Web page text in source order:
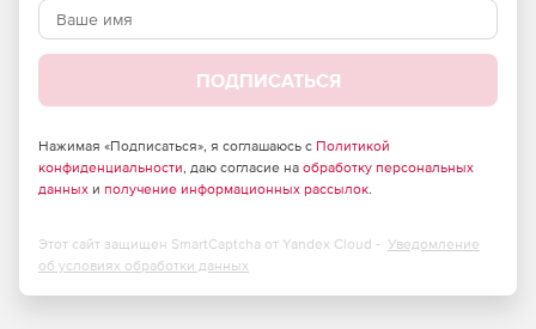
ПОДПИСАТЬСЯ
Нажимая «Подписаться», я соглашаюсь с Политикой
конфиденциальности, даю согласие на обработку персональных
данных и получение информационных рассылок.
Этот сайт защищен SmartCaptcha от Yandex Cloud - Уведомление
об условиях обработки данных